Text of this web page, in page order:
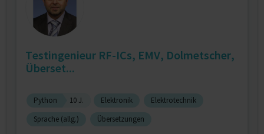
Testingenieur RF-ICs, EMV, Dolmetscher,
Überset...
Python 10 J. Elektronik
Elektrotechnik
Sprache (allg.)
Übersetzungen